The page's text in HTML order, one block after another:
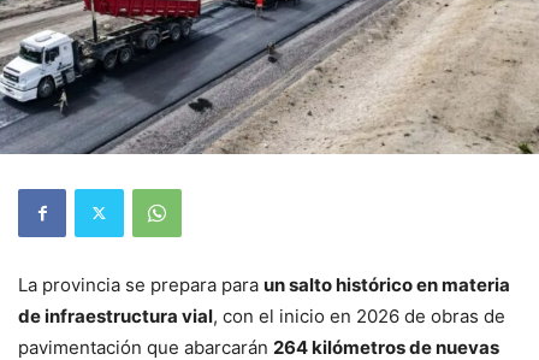
La provincia se prepara para un salto histórico en materia
de infraestructura vial, con el inicio en 2026 de obras de
pavimentación que abarcarán 264 kilómetros de nuevas